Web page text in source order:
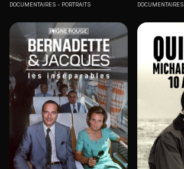
DOCUMENTAIRES PORTRAITS DOCUMENTAIRES